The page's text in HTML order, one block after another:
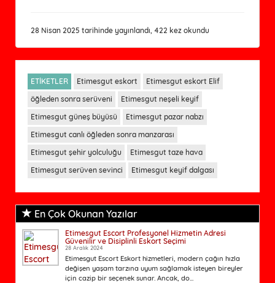
28 Nisan 2025 tarihinde yayınlandı, 422 kez okundu
ETİKETLER Etimesgut eskort
Etimesgut eskort Elif
öğleden sonra serüveni
Etimesgut neşeli keyif
Etimesgut güneş büyüsü
Etimesgut pazar nabzı
Etimesgut canlı öğleden sonra manzarası
Etimesgut şehir yolculuğu
Etimesgut taze hava
Etimesgut serüven sevinci
Etimesgut keyif dalgası
En Çok Okunan Yazılar
Etimesgut Escort Profesyonel Hizmetin Adresi
Güvenilir ve Disiplinli Eskort Seçimi
28 Aralık 2024
Etimesgut Escort Eskort hizmetleri, modern çağın hızla
değişen yaşam tarzına uyum sağlamak isteyen bireyler
için cazip bir seçenek sunar. Ancak, do...